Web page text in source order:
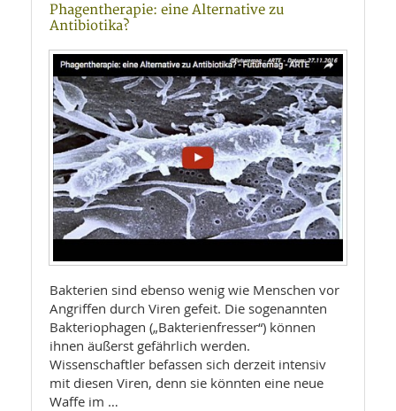
Phagentherapie: eine Alternative zu
Antibiotika?
Bakterien sind ebenso wenig wie Menschen vor
Angriffen durch Viren gefeit. Die sogenannten
Bakteriophagen („Bakterienfresser“) können
ihnen äußerst gefährlich werden.
Wissenschaftler befassen sich derzeit intensiv
mit diesen Viren, denn sie könnten eine neue
Waffe im …